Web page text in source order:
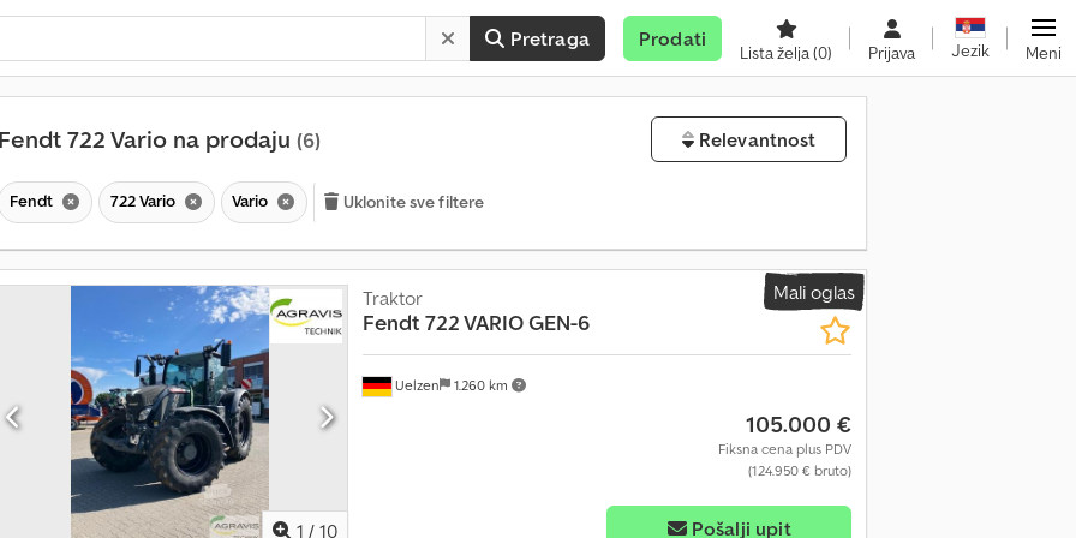
Pretraga Prodati
Lista želja(0) Prijava Jezik Meni
Fendt 722 Vario na prodaju (6) Relevantnost
Fendt 722 Vario Vario Uklonite sve filtere
Mali oglas
1 / 10
Uelzen 1.260 km
Traktor
Fendt 722 VARIO GEN-6
105.000 €
Fiksna cena plus PDV
(124.950 € bruto)
Pošalji upit